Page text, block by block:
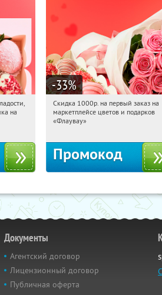
на
-33%
10:49:53 Получили:
Россия
Скидка 1000р. на первый заказ на
маркетплейсе цветов и подарков
«Флаувау»
Промокод
Документы
Агентский договор
Лицензионный договор
Публичная оферта